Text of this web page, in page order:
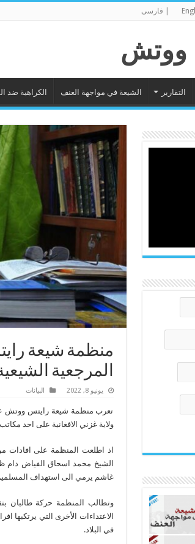
| فارسى
التقارير الشيعة في مواجهة العنف الكراهية ضد
منظمة شيعة
المرجعية
يونيو 8, 2022 البیانات
تعرب منظمة شيعة رايتس ووتش عن
ولاية غزني الافغانية على احد
اذ اطلعت المنظمة على افادات
الشيخ محمد اسحاق الفياض دام
غاشم يرمي الى استهداف
وتطالب المنظمة حركة طالبان
الاعتداءات الأخرى التي يرتكبها
في البلاد.